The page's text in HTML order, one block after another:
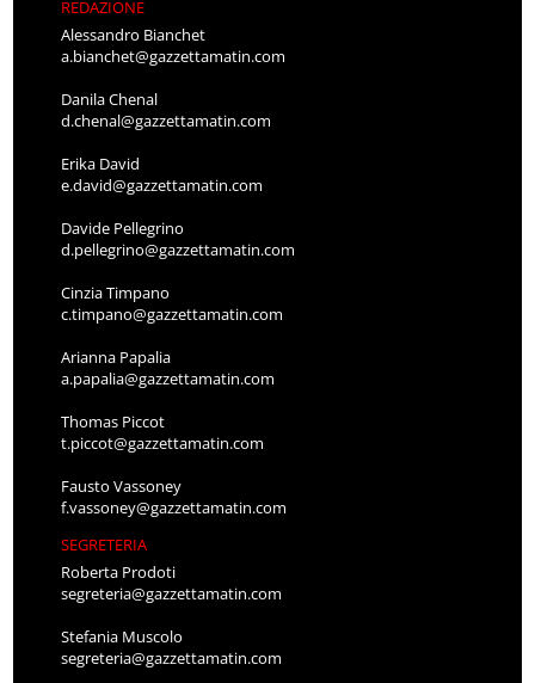
REDAZIONE
Alessandro Bianchet
a.bianchet@gazzettamatin.com
Danila Chenal
d.chenal@gazzettamatin.com
Erika David
e.david@gazzettamatin.com
Davide Pellegrino
d.pellegrino@gazzettamatin.com
Cinzia Timpano
c.timpano@gazzettamatin.com
Arianna Papalia
a.papalia@gazzettamatin.com
Thomas Piccot
t.piccot@gazzettamatin.com
Fausto Vassoney
f.vassoney@gazzettamatin.com
SEGRETERIA
Roberta Prodoti
segreteria@gazzettamatin.com
Stefania Muscolo
segreteria@gazzettamatin.com